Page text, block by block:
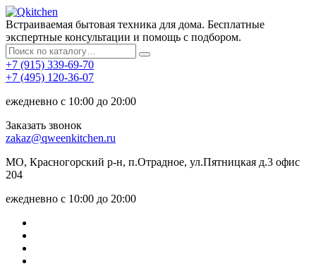
Встраиваемая бытовая техника для дома. Бесплатные
экспертные консультации и помощь с подбором.
+7 (915) 339-69-70
+7 (495) 120-36-07
ежедневно с 10:00 до 20:00
Заказать звонок
zakaz@qweenkitchen.ru
МО, Красногорский р-н, п.Отрадное, ул.Пятницкая д.3 офис
204
ежедневно с 10:00 до 20:00